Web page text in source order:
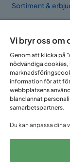
Sortiment &
Om Trademax
Vi bryr oss om
Genom att klicka på
nödvändiga
information för att
webbplatsens
bland annat
samarbetspartners.
Du kan anpassa dina